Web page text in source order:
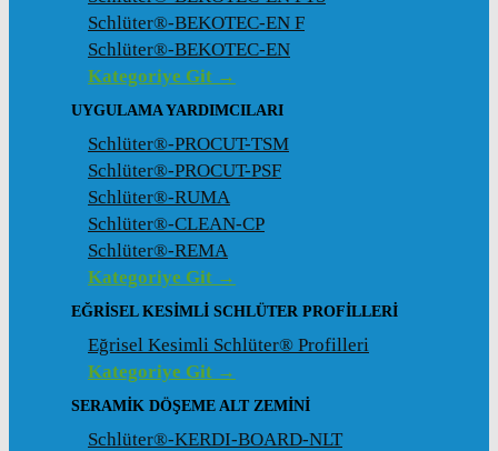
Schlüter®-BEKOTEC-EN F
Schlüter®-BEKOTEC-EN
Kategoriye Git →
UYGULAMA YARDIMCILARI
Schlüter®-PROCUT-TSM
Schlüter®-PROCUT-PSF
Schlüter®-RUMA
Schlüter®-CLEAN-CP
Schlüter®-REMA
Kategoriye Git →
EĞRISEL KESIMLI SCHLÜTER PROFILLERI
Eğrisel Kesimli Schlüter® Profilleri
Kategoriye Git →
SERAMIK DÖŞEME ALT ZEMINI
Schlüter®-KERDI-BOARD-NLT